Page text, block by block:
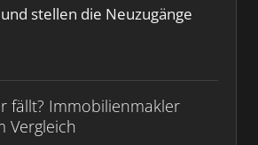
stellen die Neuzugänge
fällt? Immobilienmakler
Vergleich